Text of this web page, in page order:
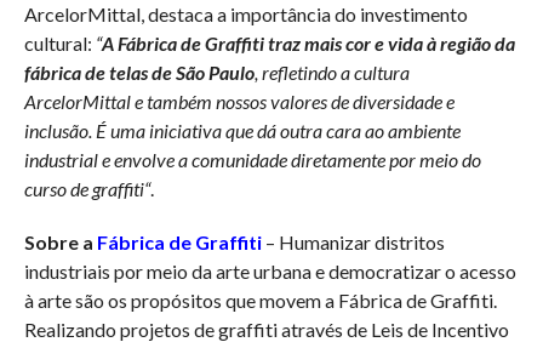
ArcelorMittal, destaca a importância do investimento
cultural: “A Fábrica deGraffititraz mais cor e vida à região da
fábrica de telas de São Paulo, refletindo a cultura
ArcelorMittal e também nossos valores de diversidade e
inclusão. É uma iniciativa que dá outra cara ao ambiente
industrial e envolve a comunidade diretamente por meio do
curso degraffiti“.
Sobre a Fábrica de Graffiti – Humanizar distritos
industriais por meio da arte urbana e democratizar o acesso
à arte são os propósitos que movem a Fábrica de Graffiti.
Realizando projetos de graffiti através de Leis de Incentivo